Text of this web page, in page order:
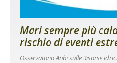
Mari sempre più
rischio di eventi
Osservatorio Anbi sulle Risorse